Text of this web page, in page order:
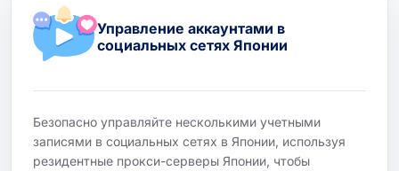
Управление аккаунтами в
социальных сетях Японии
Безопасно управляйте несколькими учетными
записями в социальных сетях в Японии, используя
резидентные прокси-серверы Японии, чтобы